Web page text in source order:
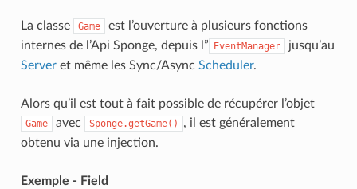
La classe Game
est l’ouverture à plusieurs fonctions
internes de l’Api Sponge, depuis l”
EventManager
jusqu’au
Serveret même les Sync/Async Scheduler.
Alors qu’il est tout à fait possible de récupérer l’objet
Game avec Sponge.getGame()
, il est généralement
obtenu via une injection.
Exemple - Field